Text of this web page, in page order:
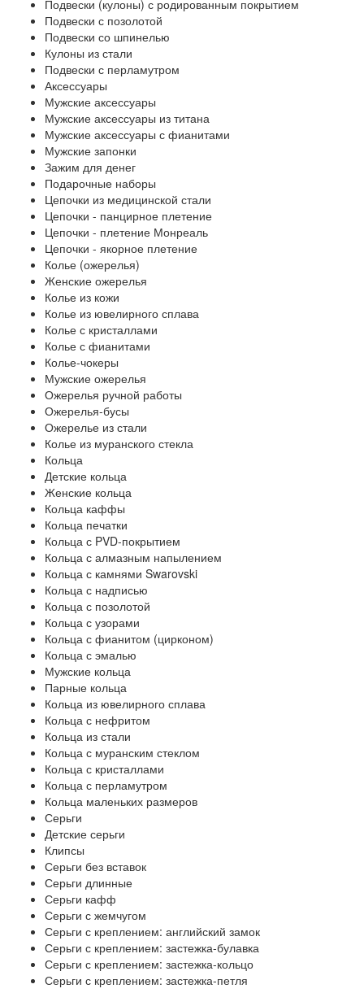
Подвески (кулоны) с родированным покрытием
Подвески с позолотой
Подвески со шпинелью
Кулоны из стали
Подвески с перламутром
Аксессуары
Мужские аксессуары
Мужские аксессуары из титана
Мужские аксессуары с фианитами
Мужские запонки
Зажим для денег
Подарочные наборы
Цепочки из медицинской стали
Цепочки - панцирное плетение
Цепочки - плетение Монреаль
Цепочки - якорное плетение
Колье (ожерелья)
Женские ожерелья
Колье из кожи
Колье из ювелирного сплава
Колье с кристаллами
Колье с фианитами
Колье-чокеры
Мужские ожерелья
Ожерелья ручной работы
Ожерелья-бусы
Ожерелье из стали
Колье из муранского стекла
Кольца
Детские кольца
Женские кольца
Кольца каффы
Кольца печатки
Кольца с PVD-покрытием
Кольца с алмазным напылением
Кольца с камнями Swarovski
Кольца с надписью
Кольца с позолотой
Кольца с узорами
Кольца с фианитом (цирконом)
Кольца с эмалью
Мужские кольца
Парные кольца
Кольца из ювелирного сплава
Кольца с нефритом
Кольца из стали
Кольца с муранским стеклом
Кольца с кристаллами
Кольца с перламутром
Кольца маленьких размеров
Серьги
Детские серьги
Клипсы
Серьги без вставок
Серьги длинные
Серьги кафф
Серьги с жемчугом
Серьги с креплением: английский замок
Серьги с креплением: застежка-булавка
Серьги с креплением: застежка-кольцо
Серьги с креплением: застежка-петля